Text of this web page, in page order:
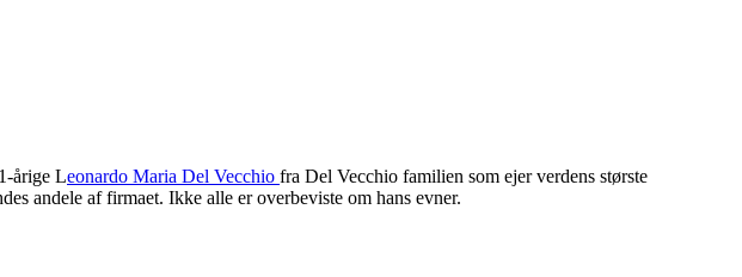
årige Leonardo Maria Del Vecchio fra Del Vecchio familien som ejer verdens største
andele af firmaet. Ikke alle er overbeviste om hans evner.